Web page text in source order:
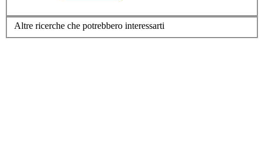
Altre ricerche che potrebbero interessarti